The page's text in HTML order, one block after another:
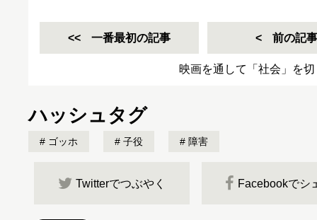
一番最初の記事 前の記事
映画を通して「社会」を
ハッシュタグ
ゴッホ 子役 障害
Twitterでつぶやく Facebookでシ